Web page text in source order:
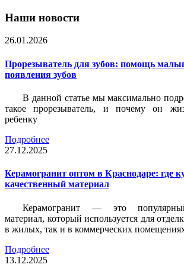
Наши новости
26.01.2026
Прорезыватель для зубов: помощь
появления зубов
В данной статье мы максимально
такое прорезыватель, и почему он
ребенку
Подробнее
27.12.2025
Керамогранит оптом в Краснодаре: где
качественный материал
Керамогранит — это
материал, который используется для
в жилых, так и в коммерческих
Подробнее
13.12.2025